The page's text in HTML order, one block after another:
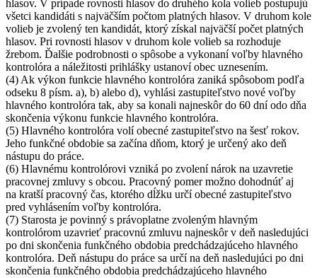
hlasov. V prípade rovnosti hlasov do druhého kola volieb postupujú
všetci kandidáti s najväčším počtom platných hlasov. V druhom kole
volieb je zvolený ten kandidát, ktorý získal najväčší počet platných
hlasov. Pri rovnosti hlasov v druhom kole volieb sa rozhoduje
žrebom. Ďalšie podrobnosti o spôsobe a vykonaní voľby hlavného
kontrolóra a náležitosti prihlášky ustanoví obec uznesením.
(4) Ak výkon funkcie hlavného kontrolóra zaniká spôsobom podľa
odseku 8 písm. a), b) alebo d), vyhlási zastupiteľstvo nové voľby
hlavného kontrolóra tak, aby sa konali najneskôr do 60 dní odo dňa
skončenia výkonu funkcie hlavného kontrolóra.
(5) Hlavného kontrolóra volí obecné zastupiteľstvo na šesť rokov.
Jeho funkčné obdobie sa začína dňom, ktorý je určený ako deň
nástupu do práce.
(6) Hlavnému kontrolórovi vzniká po zvolení nárok na uzavretie
pracovnej zmluvy s obcou. Pracovný pomer možno dohodnúť aj
na kratší pracovný čas, ktorého dĺžku určí obecné zastupiteľstvo
pred vyhlásením voľby kontrolóra.
(7) Starosta je povinný s právoplatne zvoleným hlavným
kontrolórom uzavrieť pracovnú zmluvu najneskôr v deň nasledujúci
po dni skončenia funkčného obdobia predchádzajúceho hlavného
kontrolóra. Deň nástupu do práce sa určí na deň nasledujúci po dni
skončenia funkčného obdobia predchádzajúceho hlavného